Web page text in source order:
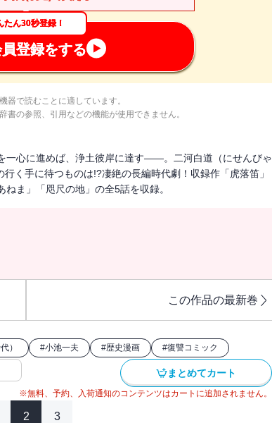
たん30秒登録！
登録をする
で読むことに適しています。
の参照、引用などの機能が使用できません。
一心に進めば、浄土彼岸に達す――。二河白道（にせんびゃ
く手に待つものは!?凄絶の長編時代劇！収録作「虎落笛」
ま」「咫尺の地」の全5話を収録。
この作品の最新巻
） #小池一夫 #歴史漫画 #復讐コミック
まとめてカート
※無料、予約、入荷通知のコンテンツはカートに追加されません。
2 3